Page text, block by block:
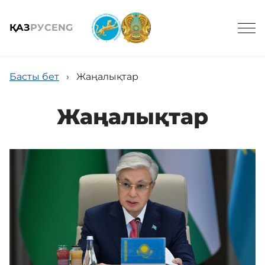
ҚАЗРУСENG
Қызметтер
Басты бет › Жаңалықтар
Жаңалықтар